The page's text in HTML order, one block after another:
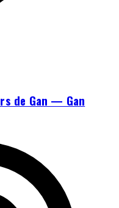
de Gan — Gan